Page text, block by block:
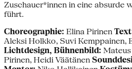
Zuschauer*innen in eine absurde
führt.
Choreographie: Elina Pirinen
Aleksi Holkko, Suvi Kemppainen,
Lichtdesign, Bühnenbild:
Pirinen, Heidi Väätänen